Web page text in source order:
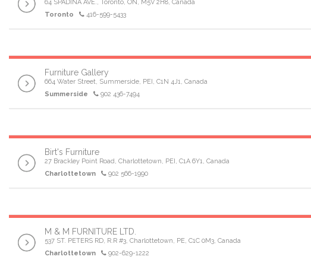
64 SPADINA AVE., Toronto, ON, M5V 2H8, Canada
Toronto
416-599-5433
Furniture Gallery
664 Water Street, Summerside, PEI, C1N 4J1, Canada
Summerside
902 436-7494
Birt's Furniture
27 Brackley Point Road, Charlottetown, PEI, C1A 6Y1, Canada
Charlottetown
902 566-1990
M & M FURNITURE LTD.
537 ST. PETERS RD, R.R #3, Charlottetown, PE, C1C 0M3, Canada
Charlottetown
902-629-1222